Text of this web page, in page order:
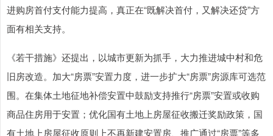
进购房首付支付能力提高，真正在“既解决首付，又解决还贷”方
面有相关支持。
《若干措施》还提出，以城市更新为抓手，大力推进城中村和危
旧房改造。加大“房票”安置力度，进一步扩大“房票”房源库可选范
围。在集体土地征地补偿安置中鼓励支持推行“房票”安置或收购
商品住房用于安置；优化国有土地上房屋征收搬迁奖励政策，国
有土地上房屋征收原则上不再新建安置房、推广通过“房票”等多